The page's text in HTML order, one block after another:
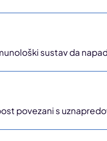
sustav da
povezani s